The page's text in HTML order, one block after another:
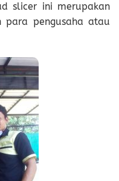
slicer ini merupakan
pengusaha atau